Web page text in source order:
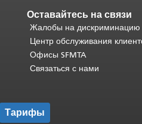
Оставайтесь на связи
Жалобы на дискриминацию
Центр обслуживания
Офисы SFMTA
Связаться с нами
Тарифы